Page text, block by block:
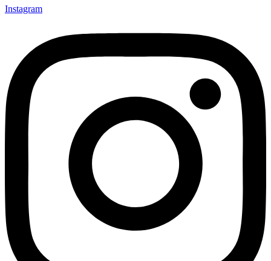
Instagram